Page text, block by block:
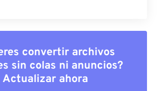
convertir archivos
sin colas ni anuncios?
Actualizar ahora